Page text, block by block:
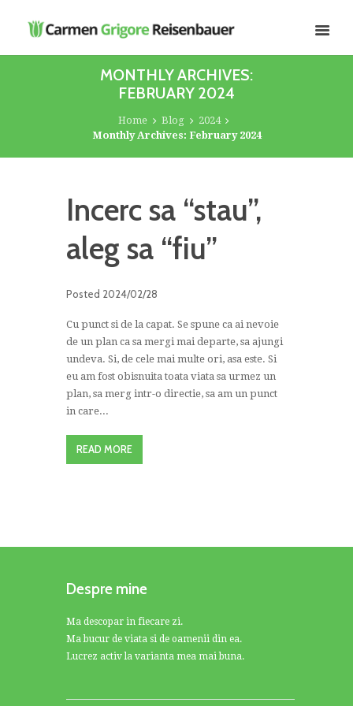
MONTHLY ARCHIVES:
FEBRUARY 2024
Home Blog
2024
Monthly Archives: February 2024
Incerc sa “stau”,
aleg sa “fiu”
Posted 2024/02/28
Cu punct si de la capat. Se spune ca ai nevoie
de un plan ca sa mergi mai departe, sa ajungi
undeva. Si, de cele mai multe ori, asa este. Si
eu am fost obisnuita toata viata sa urmez un
plan, sa merg intr-o directie, sa am un punct
in care...
READ MORE
Despre mine
Ma descopar in fiecare zi.
Ma bucur de viata si de oamenii din ea.
Lucrez activ la varianta mea mai buna.